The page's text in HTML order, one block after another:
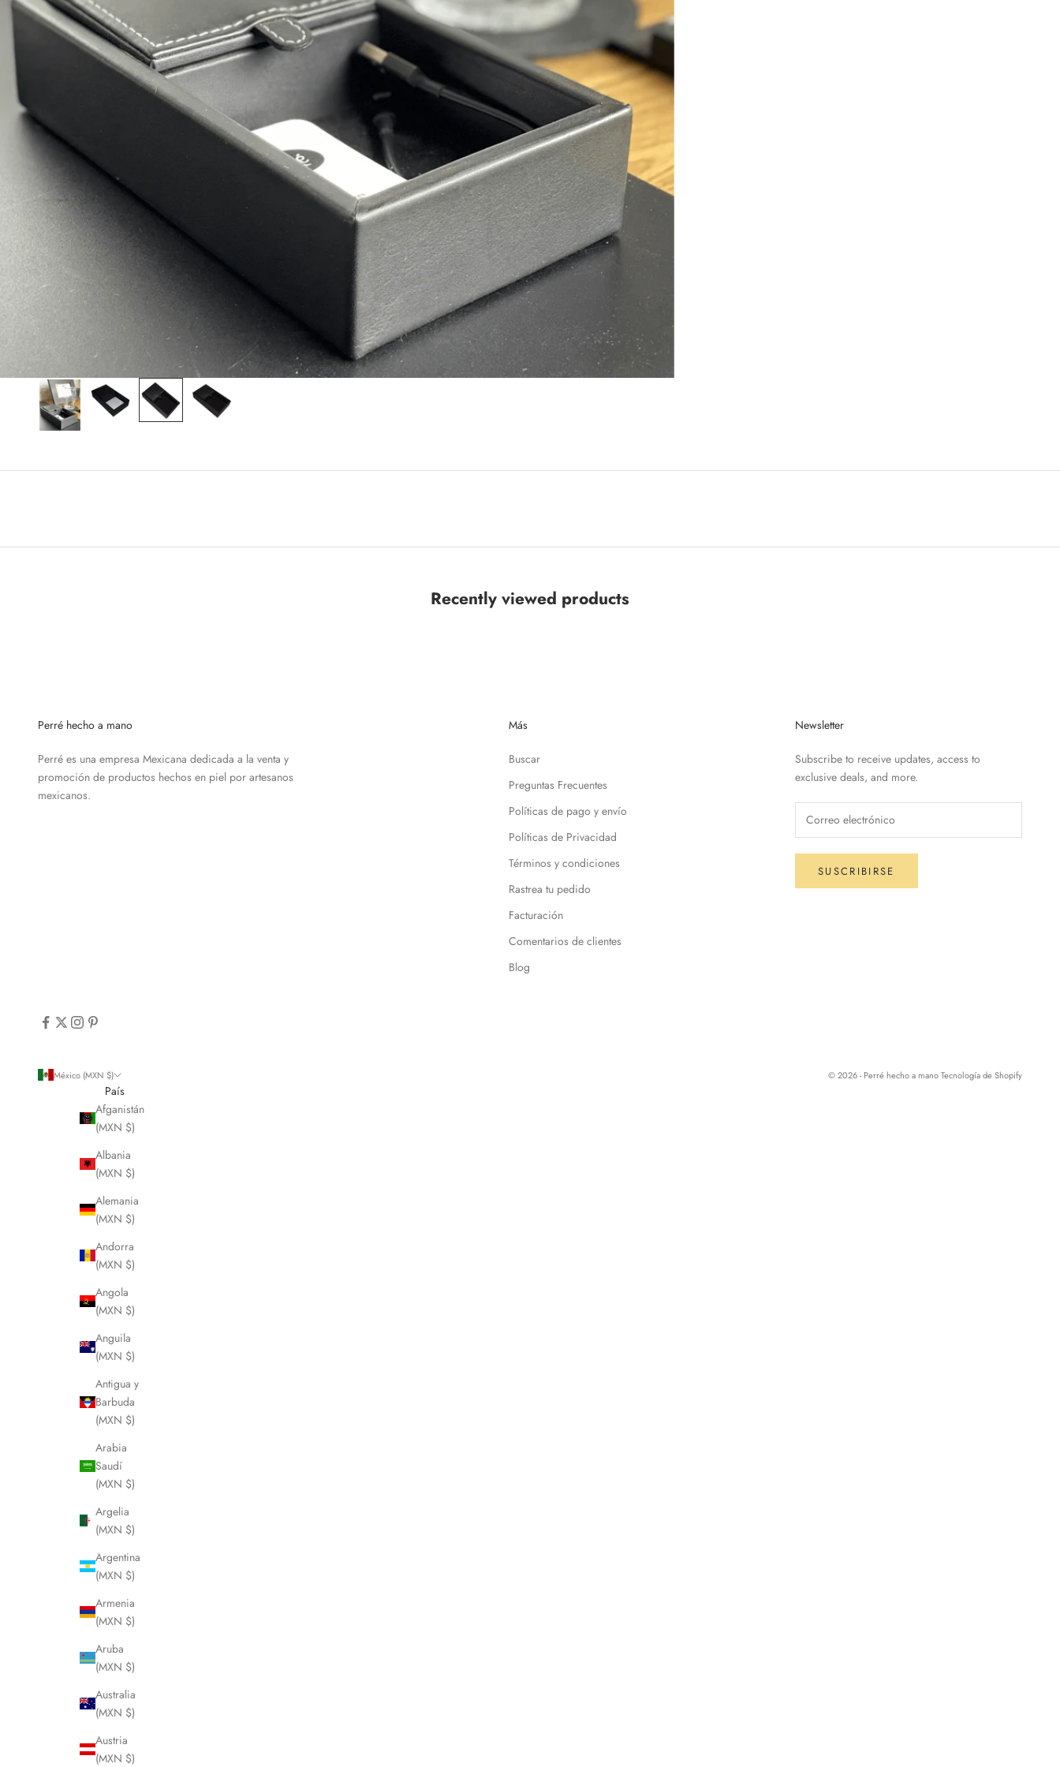
Recently viewed products
Perré hecho a mano
Perré es una empresa Mexicana dedicada a la venta y
promoción de productos hechos en piel por artesanos
mexicanos.
Más
Buscar
Preguntas Frecuentes
Políticas de pago y envío
Políticas de Privacidad
Términos y condiciones
Rastrea tu pedido
Facturación
Comentarios de clientes
Blog
Newsletter
Subscribe to receive updates, access to
exclusive deals, and more.
SUSCRIBIRSE
México (MXN $)
País
Afganistán
(MXN $)
Albania
(MXN $)
Alemania
(MXN $)
Andorra
(MXN $)
Angola
(MXN $)
Anguila
(MXN $)
Antigua y
Barbuda
(MXN $)
Arabia
Saudí
(MXN $)
Argelia
(MXN $)
Argentina
(MXN $)
Armenia
(MXN $)
Aruba
(MXN $)
Australia
(MXN $)
Austria
(MXN $)
© 2026 - Perré hecho a manoTecnología de Shopify